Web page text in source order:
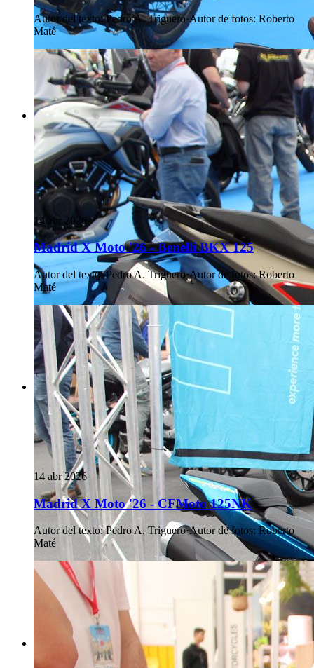
Autor del texto: Pedro A. Triguero·Autor de fotos: Roberto
Maté
14 abr 2026
Madrid X Moto '26 - Benelli BKX 125
Autor del texto: Pedro A. Triguero·Autor de fotos: Roberto
Maté
14 abr 2026
Madrid X Moto '26 - CFMoto 125NK
Autor del texto: Pedro A. Triguero·Autor de fotos: Roberto
Maté